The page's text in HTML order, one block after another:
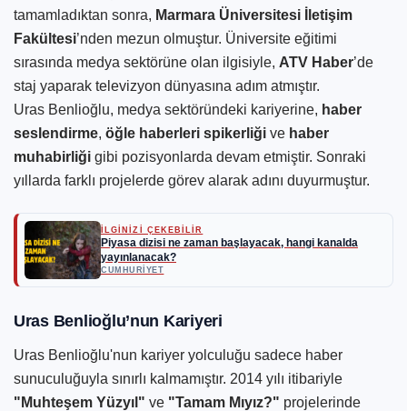
tamamladıktan sonra, Marmara Üniversitesi İletişim
Fakültesi’nden mezun olmuştur. Üniversite eğitimi
sırasında medya sektörüne olan ilgisiyle, ATV Haber’de
staj yaparak televizyon dünyasına adım atmıştır.
Uras Benlioğlu, medya sektöründeki kariyerine, haber
seslendirme, öğle haberleri spikerliği ve haber
muhabirliği gibi pozisyonlarda devam etmiştir. Sonraki
yıllarda farklı projelerde görev alarak adını duyurmuştur.
İLGİNİZİ ÇEKEBİLİR
Piyasa dizisi ne zaman başlayacak, hangi kanalda
yayınlanacak?
CUMHURIYET
Uras Benlioğlu’nun Kariyeri
Uras Benlioğlu'nun kariyer yolculuğu sadece haber
sunuculuğuyla sınırlı kalmamıştır. 2014 yılı itibariyle
"Muhteşem Yüzyıl" ve "Tamam Mıyız?" projelerinde